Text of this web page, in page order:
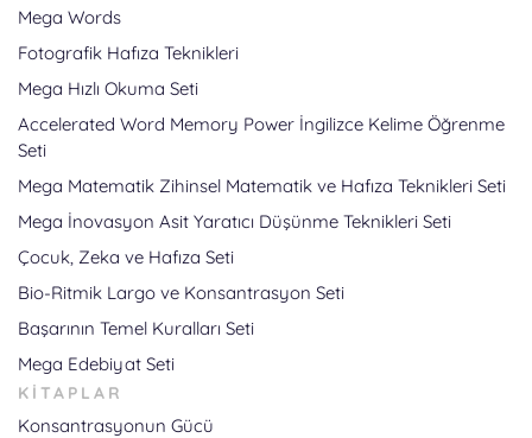
Mega Words
Fotografik Hafıza Teknikleri
Mega Hızlı Okuma Seti
Accelerated Word Memory Power İngilizce Kelime Öğrenme
Seti
Mega Matematik Zihinsel Matematik ve Hafıza Teknikleri Seti
Mega İnovasyon Asit Yaratıcı Düşünme Teknikleri Seti
Çocuk, Zeka ve Hafıza Seti
Bio-Ritmik Largo ve Konsantrasyon Seti
Başarının Temel Kuralları Seti
Mega Edebiyat Seti
KITAPLAR
Konsantrasyonun Gücü